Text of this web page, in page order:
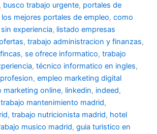
, busco trabajo urgente, portales de
los mejores portales de empleo, como
experiencia, listado empresas
, trabajo administracion y finanzas,
, se ofrece informatico, trabajo
, técnico informatico en ingles,
, empleo marketing digital
marketing online, linkedin, indeed,
trabajo mantenimiento madrid,
, trabajo nutricionista madrid, hotel
musico madrid, guia turistico en